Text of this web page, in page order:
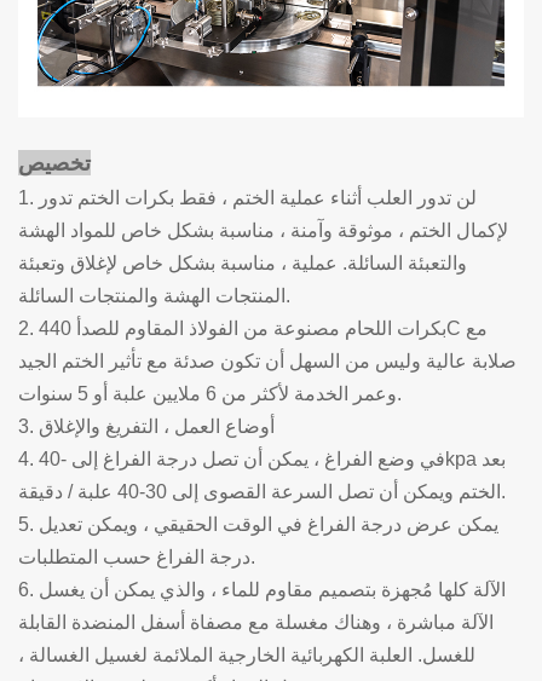
تخصيص
1. لن تدور العلب أثناء عملية الختم ، فقط بكرات الختم تدور
لإكمال الختم ، موثوقة وآمنة ، مناسبة بشكل خاص للمواد الهشة
والتعبئة السائلة. عملية ، مناسبة بشكل خاص لإغلاق وتعبئة
المنتجات الهشة والمنتجات السائلة.
2. بكرات اللحام مصنوعة من الفولاذ المقاوم للصدأ 440C مع
صلابة عالية وليس من السهل أن تكون صدئة مع تأثير الختم الجيد
وعمر الخدمة لأكثر من 6 ملايين علبة أو 5 سنوات.
3. أوضاع العمل ، التفريغ والإغلاق
4. في وضع الفراغ ، يمكن أن تصل درجة الفراغ إلى -40kpa بعد
الختم ويمكن أن تصل السرعة القصوى إلى 30-40 علبة / دقيقة.
5. يمكن عرض درجة الفراغ في الوقت الحقيقي ، ويمكن تعديل
درجة الفراغ حسب المتطلبات.
6. الآلة كلها مُجهزة بتصميم مقاوم للماء ، والذي يمكن أن يغسل
الآلة مباشرة ، وهناك مغسلة مع مصفاة أسفل المنضدة القابلة
للغسل. العلبة الكهربائية الخارجية الملائمة لغسيل الغسالة ،